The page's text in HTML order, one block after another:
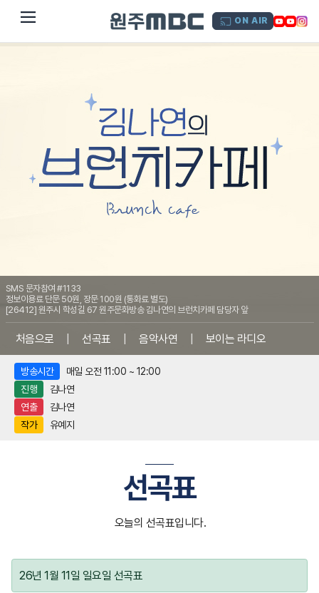
dehaze ON AIR
SMS 문자참여 #1133
정보이용료 단문 50원, 장문 100원 (통화료 별도)
[26412] 원주시 학성길 67 원주문화방송 김나연의 브런치카페 담당자 앞
처음으로 선곡표 음악사연 보이는 라디오
방송시간
매일 오전 11:00 ~ 12:00
진행
김나연
연출
김나연
작가
유예지
선곡표
오늘의 선곡표입니다.
26년 1월 11일 일요일 선곡표